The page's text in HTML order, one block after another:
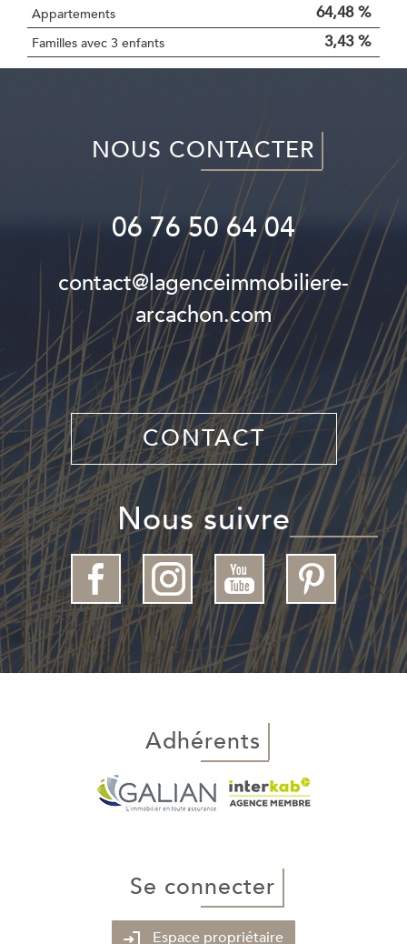
Appartements 64,48 %
Familles avec 3 enfants 3,43 %
NOUS CONTACTER
06 76 50 64 04
contact@lagenceimmobiliere-
arcachon.com
CONTACT
nous suivre
adhérents
se connecter
Espace propriétaire